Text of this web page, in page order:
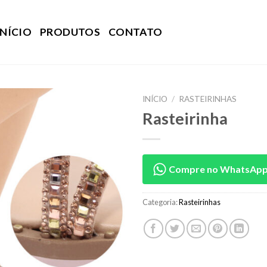
PRODUTOS CONTATO
INÍCIO / RASTEIRINHAS
Rasteirinha
Compre no
Categoria:Rasteirinhas